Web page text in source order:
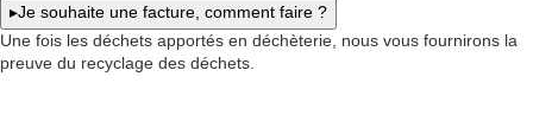
▸Je souhaite une facture, comment faire ?
Une fois les déchets apportés en déchèterie, nous vous fournirons la
preuve du recyclage des déchets.